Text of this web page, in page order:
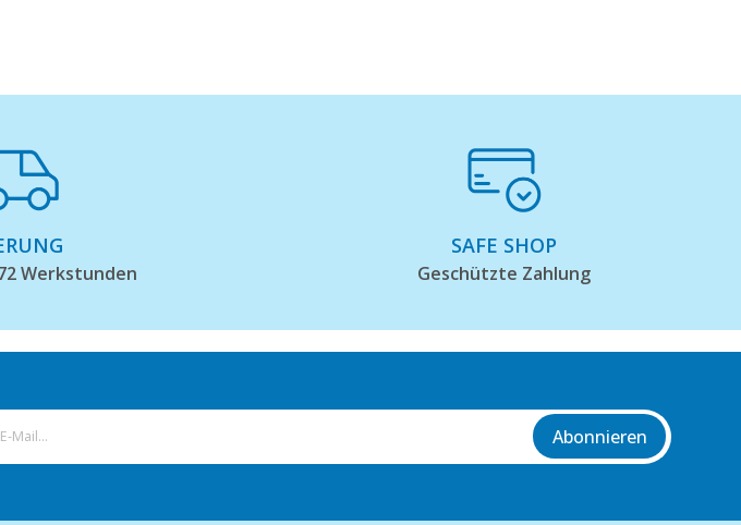
Werkstunden
SAFE SHOP
Geschützte Zahlung
Abonnieren